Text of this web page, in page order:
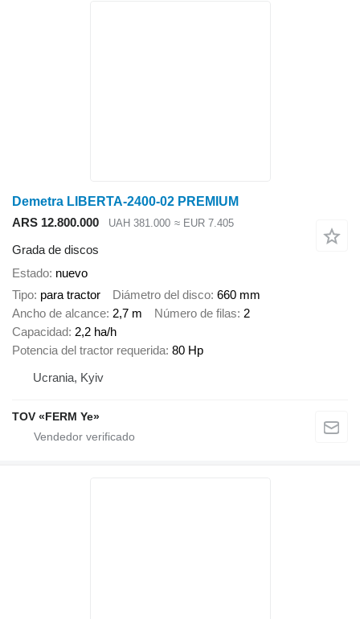
Demetra LIBERTA-2400-02 PREMIUM
ARS 12.800.000
UAH 381.000 ≈ EUR 7.405
Grada de discos
Estado nuevo
Tipo para tractor Diámetro del disco 660 mm
Ancho de alcance 2,7 m Número de filas 2
Capacidad 2,2 ha/h
Potencia del tractor requerida 80 Hp
Ucrania, Kyiv
TOV «FERM Ye»